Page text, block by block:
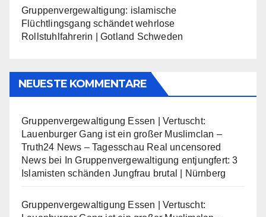
Gruppenvergewaltigung: islamische
Flüchtlingsgang schändet wehrlose
Rollstuhlfahrerin | Gotland Schweden
NEUESTE KOMMENTARE
Gruppenvergewaltigung Essen | Vertuscht:
Lauenburger Gang ist ein großer Muslimclan –
Truth24 News – Tagesschau Real uncensored
Newsbei
In Gruppenvergewaltigung entjungfert: 3
Islamisten schänden Jungfrau brutal | Nürnberg
Gruppenvergewaltigung Essen | Vertuscht: